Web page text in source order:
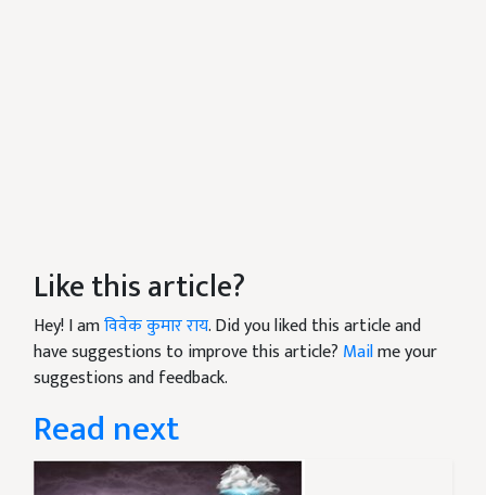
Like this article?
Hey! I amविवेक कुमार राय. Did you liked this article and
have suggestions to improve this article? Mailme your
suggestions and feedback.
Read next